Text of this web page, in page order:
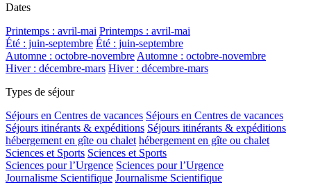
Dates
Printemps : avril-mai Printemps : avril-mai
Été : juin-septembre Été : juin-septembre
Automne : octobre-novembre Automne : octobre-novembre
Hiver : décembre-mars Hiver : décembre-mars
Types de séjour
Séjours en Centres de vacances Séjours en Centres de vacances
Séjours itinérants & expéditions Séjours itinérants & expéditions
hébergement en gîte ou chalet hébergement en gîte ou chalet
Sciences et Sports Sciences et Sports
Sciences pour l’Urgence Sciences pour l’Urgence
Journalisme Scientifique Journalisme Scientifique